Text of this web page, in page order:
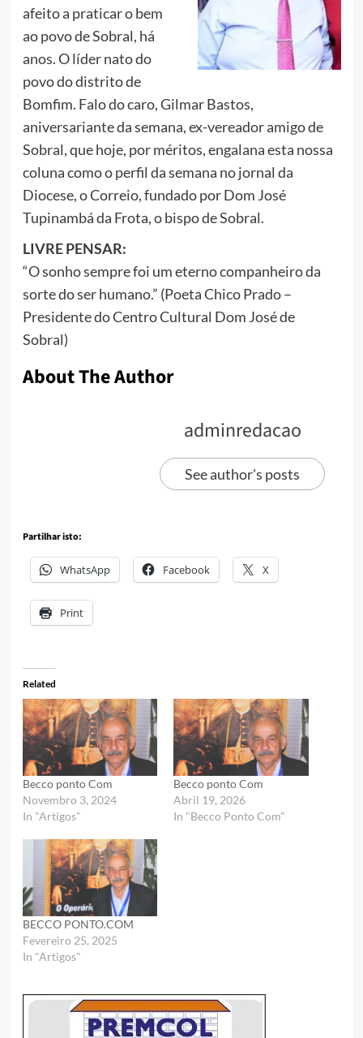
afeito a praticar o bem
ao povo de Sobral, há
anos. O líder nato do
povo do distrito de
Bomfim. Falo do caro, Gilmar Bastos,
aniversariante da semana, ex-vereador amigo de
Sobral, que hoje, por méritos, engalana esta nossa
coluna como o perfil da semana no jornal da
Diocese, o Correio, fundado por Dom José
Tupinambá da Frota, o bispo de Sobral.
LIVRE PENSAR:
“O sonho sempre foi um eterno companheiro da
sorte do ser humano.” (Poeta Chico Prado –
Presidente do Centro Cultural Dom José de
Sobral)
About The Author
adminredacao
See author's posts
Partilhar isto:
WhatsApp Facebook X
Print
Related
Becco ponto Com
Novembro 3, 2024
In "Artigos"
Becco ponto Com
Abril 19, 2026
In "Becco Ponto Com"
BECCO PONTO.COM
Fevereiro 25, 2025
In "Artigos"